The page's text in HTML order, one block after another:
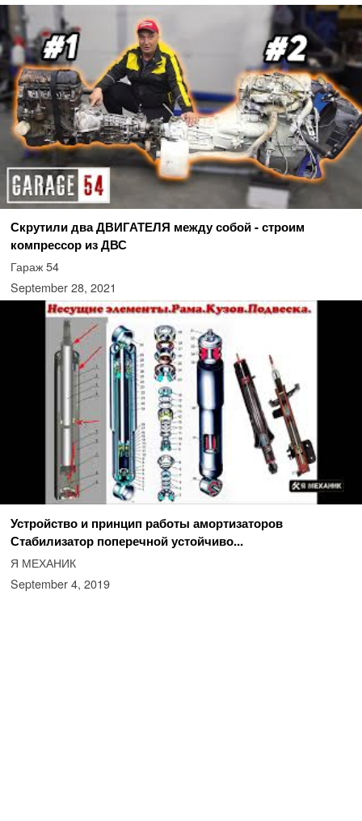
Скрутили два ДВИГАТЕЛЯ между собой - строим
компрессор из ДВС
Гараж 54
September 28, 2021
Устройство и принцип работы амортизаторов
Стабилизатор поперечной устойчиво...
Я МЕХАНИК
September 4, 2019